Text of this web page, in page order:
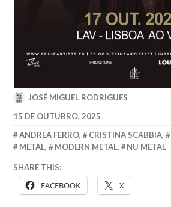
JOSÉ MIGUEL RODRIGUES
15 DE OUTUBRO, 2025
ANDREA FERRO, CRISTINA SCABBIA,
METAL, MODERN METAL, NU METAL
SHARE THIS:
FACEBOOK X